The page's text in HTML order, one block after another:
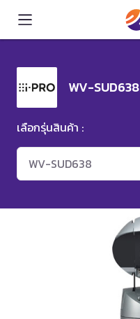
WV-SUD638
เลือกรุ่นสินค้า :
WV-SUD638